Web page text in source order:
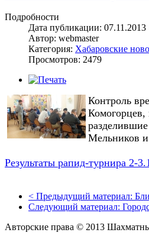
Подробности
Дата публикации: 07.11.2013
Автор: webmaster
Категория: Хабаровские
Просмотров: 2479
Контроль
Мельников
Результаты рапид-турнира 2-
< Предыдущий материал:
Следующий материал:
Авторские права © 2013